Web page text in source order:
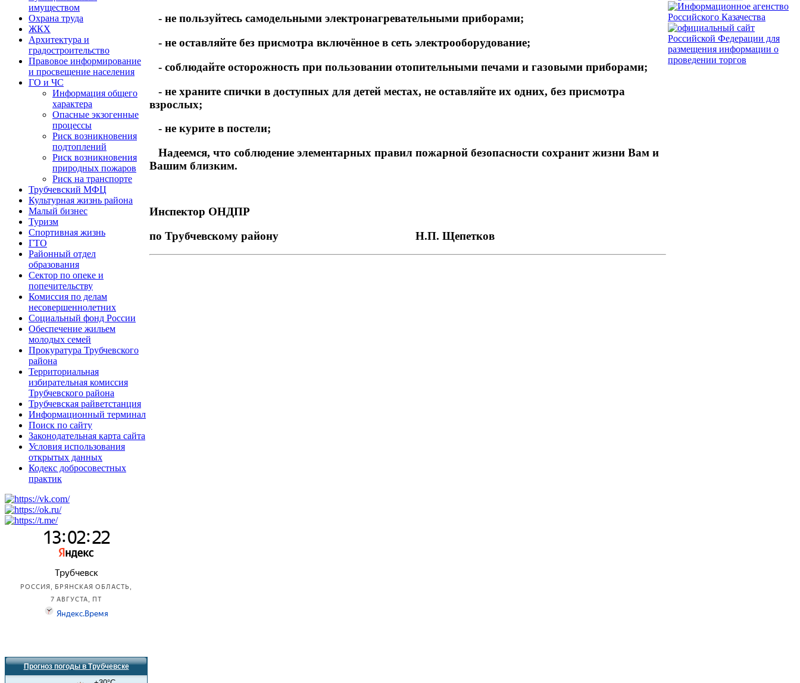
имуществом
Охрана труда
ЖКХ
Архитектура и
градостроительство
Правовое информирование
и просвещение населения
ГО и ЧС
Информация общего
характера
Опасные экзогенные
процессы
Риск возникновения
подтоплений
Риск возникновения
природных пожаров
Риск на транспорте
Трубчевский МФЦ
Культурная жизнь района
Малый бизнес
Туризм
Спортивная жизнь
ГТО
Районный отдел
образования
Сектор по опеке и
попечительству
Комиссия по делам
несовершеннолетних
Социальный фонд России
Обеспечение жильем
молодых семей
Прокуратура Трубчевского
района
Территориальная
избирательная комиссия
Трубчевского района
Трубчевская райветстанция
Информационный терминал
Поиск по сайту
Законодательная карта сайта
Условия использования
открытых данных
Кодекс добросовестных
практик
Прогноз погоды в Трубчевске
- не пользуйтесь самодельными электронагревательными приборами;
- не оставляйте без присмотра включённое в сеть электрооборудование;
- соблюдайте осторожность при пользовании отопительными печами и газовыми приборами;
- не храните спички в доступных для детей местах, не оставляйте их одних, без присмотра
взрослых;
- не курите в постели;
Надеемся, что соблюдение элементарных правил пожарной безопасности сохранит жизни Вам и
Вашим близким.
Инспектор ОНДПР
по Трубчевскому району Н.П. Щепетков